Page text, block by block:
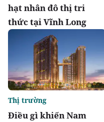
hạt nhân đô thị tri
thức tại Vĩnh Long
Điều gì khiến Nam
Thị trường